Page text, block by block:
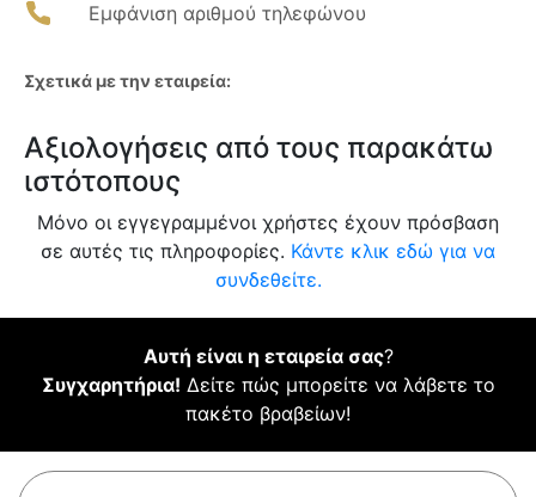
Εμφάνιση αριθμού τηλεφώνου
Σχετικά με την εταιρεία:
Αξιολογήσεις από τους παρακάτω
ιστότοπους
Μόνο οι εγγεγραμμένοι χρήστες έχουν πρόσβαση
σε αυτές τις πληροφορίες. Κάντε κλικ εδώ για να
συνδεθείτε.
Αυτή είναι η εταιρεία σας?
Συγχαρητήρια! Δείτε πώς μπορείτε να λάβετε το
πακέτο βραβείων!